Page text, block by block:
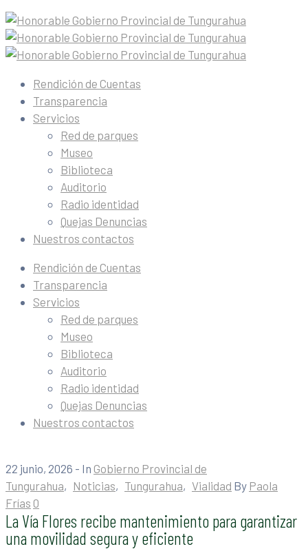
Rendición de Cuentas
Transparencia
Servicios
Red de parques
Museo
Biblioteca
Auditorio
Radio identidad
Quejas Denuncias
Nuestros contactos
Rendición de Cuentas
Transparencia
Servicios
Red de parques
Museo
Biblioteca
Auditorio
Radio identidad
Quejas Denuncias
Nuestros contactos
22 junio, 2026 - In Gobierno Provincial de
Tungurahua‚ Noticias‚ Tungurahua‚ Vialidad By Paola
Frías 0
La Vía Flores recibe mantenimiento para garantizar
una movilidad segura y eficiente